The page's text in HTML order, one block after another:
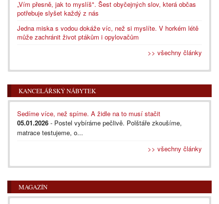
„Vím přesně, jak to myslíš". Šest obyčejných slov, která občas
potřebuje slyšet každý z nás
Jedna miska s vodou dokáže víc, než si myslíte. V horkém létě
může zachránit život ptákům i opylovačům
>> všechny články
KANCELÁŘSKÝ NÁBYTEK
Sedíme více, než spíme. A židle na to musí stačit
05.01.2026 - Postel vybíráme pečlivě. Polštáře zkoušíme,
matrace testujeme, o...
>> všechny články
MAGAZÍN